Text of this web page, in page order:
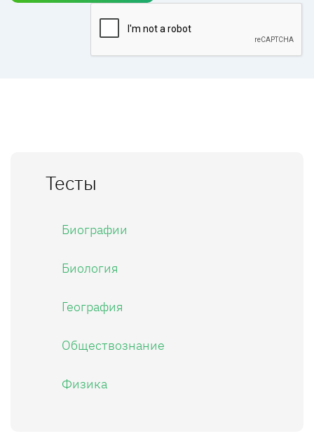
Тесты
Биографии
Биология
География
Обществознание
Физика